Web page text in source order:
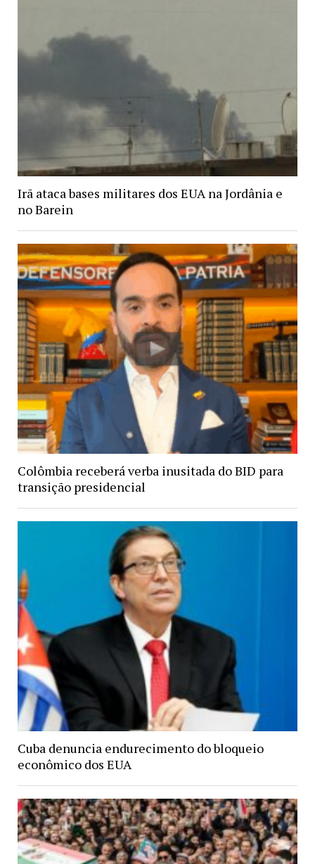
Irã ataca bases militares dos EUA na Jordânia e
no Barein
Colômbia receberá verba inusitada do BID para
transição presidencial
Cuba denuncia endurecimento do bloqueio
econômico dos EUA